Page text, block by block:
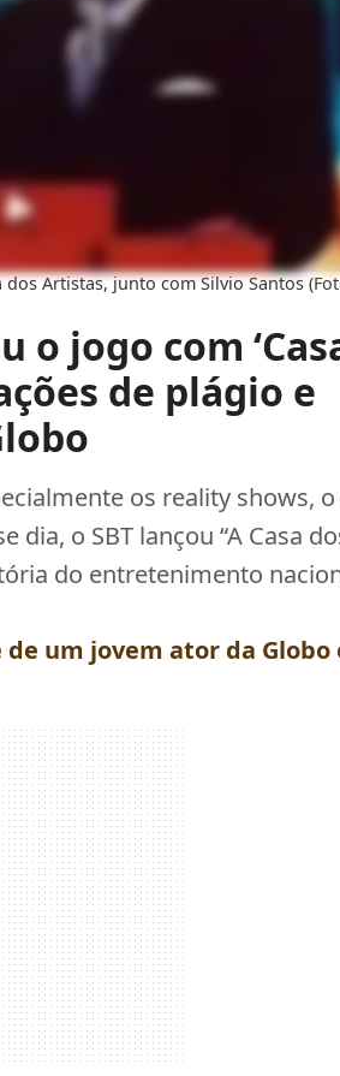
Artistas, junto com Silvio Santos
o jogo com
de plágio e
os reality shows,
o SBT lançou “A Casa
do entretenimento
um jovem ator da